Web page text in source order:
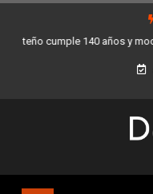
Buenos Aires sumó 12